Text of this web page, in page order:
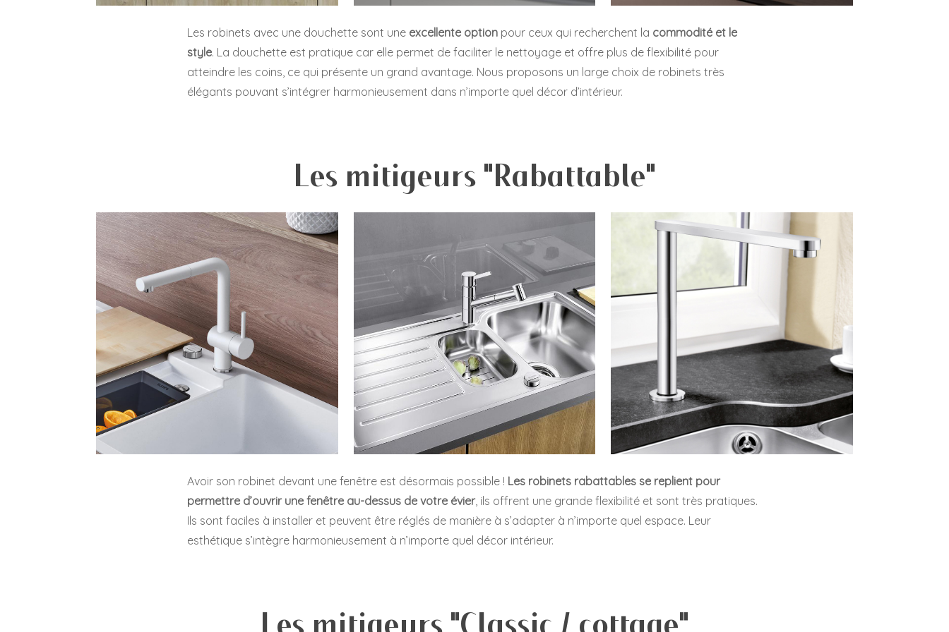
Les robinets avec une douchette sont une excellente optionpour ceux qui recherchent la commodité et le
style. La douchette est pratique car elle permet de faciliter le nettoyage et offre plus de flexibilité pour
atteindre les coins, ce qui présente un grand avantage. Nous proposons un large choix de robinets très
élégants pouvant s’intégrer harmonieusement dans n’importe quel décor d’intérieur.
Les mitigeurs "Rabattable"
Avoir son robinet devant une fenêtre est désormais possible ! Les robinets rabattables se replient pour
permettre d’ouvrir une fenêtre au-dessus de votre évier, ils offrent une grande flexibilité et sont très pratiques.
Ils sont faciles à installer et peuvent être réglés de manière à s’adapter à n’importe quel espace. Leur
esthétique s’intègre harmonieusement à n’importe quel décor intérieur.